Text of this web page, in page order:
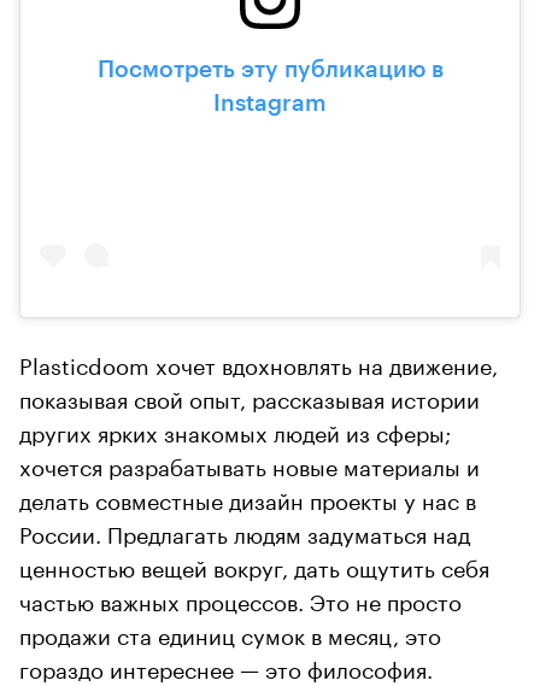
Посмотреть эту публикацию в
Instagram
Plasticdoom хочет вдохновлять на движение,
показывая свой опыт, рассказывая истории
других ярких знакомых людей из сферы;
хочется разрабатывать новые материалы и
делать совместные дизайн проекты у нас в
России. Предлагать людям задуматься над
ценностью вещей вокруг, дать ощутить себя
частью важных процессов. Это не просто
продажи ста единиц сумок в месяц, это
гораздо интереснее — это философия.